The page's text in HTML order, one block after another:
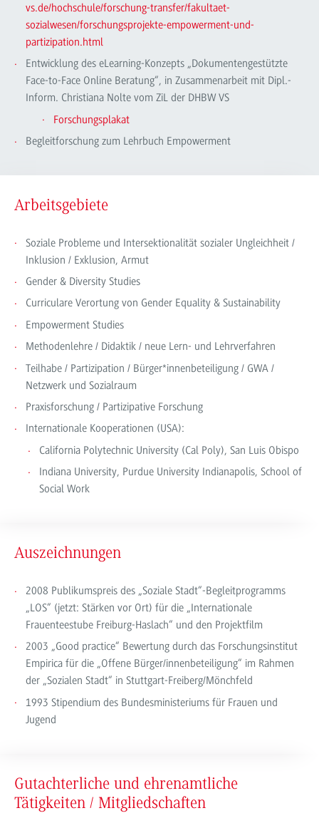
vs.de/hochschule/forschung-transfer/fakultaet-
sozialwesen/forschungsprojekte-empowerment-und-
partizipation.html
Entwicklung des eLearning-Konzepts „Dokumentengestützte
Face-to-Face Online Beratung“, in Zusammenarbeit mit Dipl.-
Inform. Christiana Nolte vom ZiL der DHBW VS
Forschungsplakat
Begleitforschung zum Lehrbuch Empowerment
Arbeitsgebiete
Soziale Probleme und Intersektionalität sozialer Ungleichheit /
Inklusion / Exklusion, Armut
Gender & Diversity Studies
Curriculare Verortung von Gender Equality & Sustainability
Empowerment Studies
Methodenlehre / Didaktik / neue Lern- und Lehrverfahren
Teilhabe / Partizipation / Bürger*innenbeteiligung / GWA /
Netzwerk und Sozialraum
Praxisforschung / Partizipative Forschung
Internationale Kooperationen (USA):
California Polytechnic University (Cal Poly), San Luis Obispo
Indiana University, Purdue University Indianapolis, School of
Social Work
Auszeichnungen
2008 Publikumspreis des „Soziale Stadt“-Begleitprogramms
„LOS“ (jetzt: Stärken vor Ort) für die „Internationale
Frauenteestube Freiburg-Haslach“ und den Projektfilm
2003 „Good practice“ Bewertung durch das Forschungsinstitut
Empirica für die „Offene Bürger/innenbeteiligung“ im Rahmen
der „Sozialen Stadt“ in Stuttgart-Freiberg/Mönchfeld
1993 Stipendium des Bundesministeriums für Frauen und
Jugend
Gutachterliche und ehrenamtliche
Tätigkeiten / Mitgliedschaften